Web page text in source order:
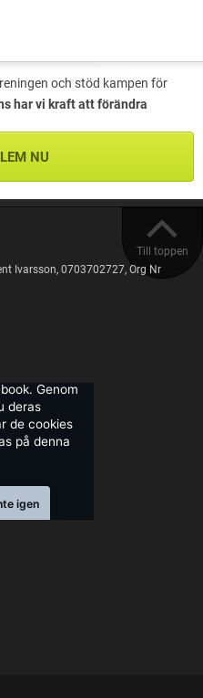
och stöd kampen för
har vi kraft att förändra
NU
Till toppen
Ivarsson, 0703702727, Org Nr
Genom
deras
de cookies
på denna
igen